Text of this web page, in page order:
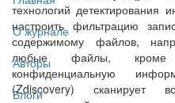
О журнале
Авторы
Блоги
технологий детектирования
настроить фильтрацию
содержимому файлов,
любые файлы, кроме
конфиденциальную
(Zdiscovery)